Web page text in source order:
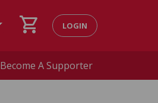
shopping_cart LOGIN
Become A Supporter